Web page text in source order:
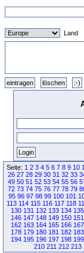
Land
Seite: 1 2 3 4 5 6 7 8 9 10
26 27 28 29 30 31 32 33
49 50 51 52 53 54 55 56
72 73 74 75 76 77 78 79
95 96 97 98 99 100 101
113 114 115 116 117 118
130 131 132 133 134 135
146 147 148 149 150 151
162 163 164 165 166 167
178 179 180 181 182 183
194 195 196 197 198 199
210 211 212 213